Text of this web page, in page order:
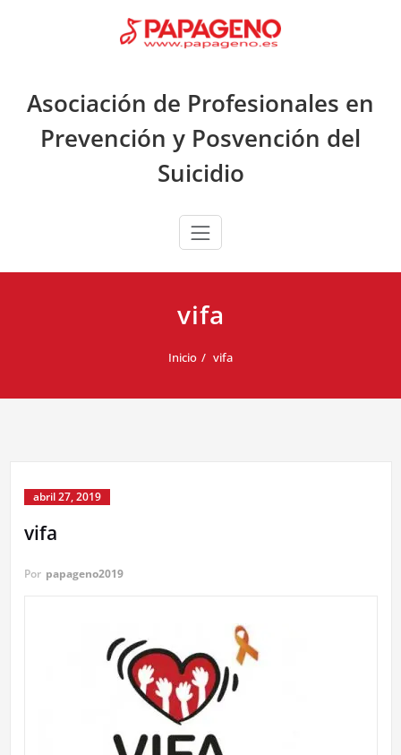
Asociación de Profesionales en
Prevención y Posvención del
Suicidio
vifa
Inicio vifa
abril 27, 2019
vifa
Por papageno2019